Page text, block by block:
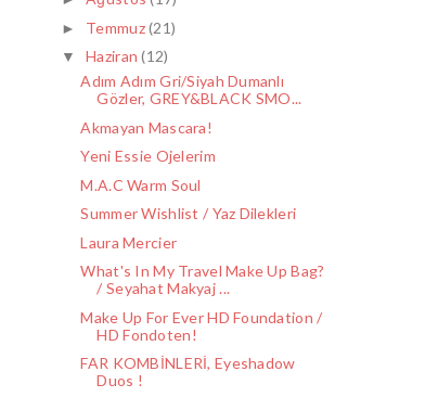
► Temmuz(21)
▼Haziran(12)
Adım Adım Gri/Siyah Dumanlı
Gözler, GREY&BLACK SMO...
Akmayan Mascara!
Yeni Essie Ojelerim
M.A.C Warm Soul
Summer Wishlist / Yaz Dilekleri
Laura Mercier
What's In My Travel Make Up Bag?
/ Seyahat Makyaj ...
Make Up For Ever HD Foundation /
HD Fondoten!
FAR KOMBİNLERİ, Eyeshadow
Duos !